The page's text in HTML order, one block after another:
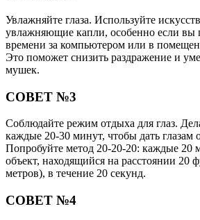
Увлажняйте глаза. Используйте
увлажняющие капли, особенно если вы
времени за компьютером или в
Это поможет снизить раздражение и
мушек.
СОВЕТ №3
Соблюдайте режим отдыха для глаз.
каждые 20-30 минут, чтобы дать глазам
Попробуйте метод 20-20-20: каждые 20
объект, находящийся на расстоянии 20
метров), в течение 20 секунд.
СОВЕТ №4